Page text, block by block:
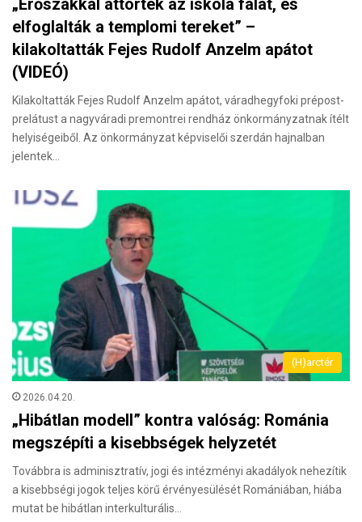
elfoglalták a templomi tereket” –
kilakoltatták Fejes Rudolf Anzelm apátot
(VIDEÓ)
Kilakoltatták Fejes Rudolf Anzelm apátot, váradhegyfoki prépost-
prelátust a nagyváradi premontrei rendház önkormányzatnak ítélt
helyiségeiből. Az önkormányzat képviselői szerdán hajnalban
jelentek…
(H)arctér
2026.04.20.
„Hibátlan modell” kontra valóság: Románia
megszépíti a kisebbségek helyzetét
Továbbra is adminisztratív, jogi és intézményi akadályok nehezítik
a kisebbségi jogok teljes körű érvényesülését Romániában, hiába
mutat be hibátlan interkulturális…